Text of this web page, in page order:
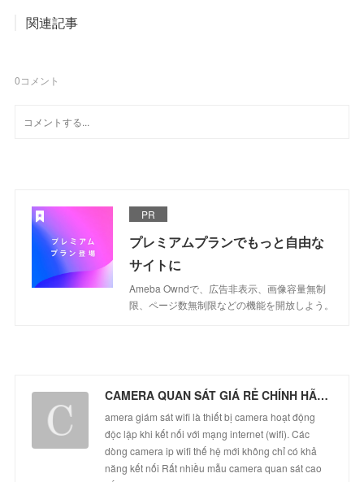
関連記事
0コメント
PR
プレミアムプランでもっと自由な
サイトに
Ameba Owndで、広告非表示、画像容量無制
限、ページ数無制限などの機能を開放しよう。
CAMERA QUAN SÁT GIÁ RẺ CHÍNH HÃNG
amera giám sát wifi là thiết bị camera hoạt động
độc lập khi kết nối với mạng internet (wifi). Các
dòng camera ip wifi thế hệ mới không chỉ có khả
năng kết nối Rất nhiều mẫu camera quan sát cao